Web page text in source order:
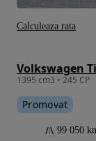
Volkswagen
1395 cm3 • 245 CP
Promovat
99 050
Calculeaza rata